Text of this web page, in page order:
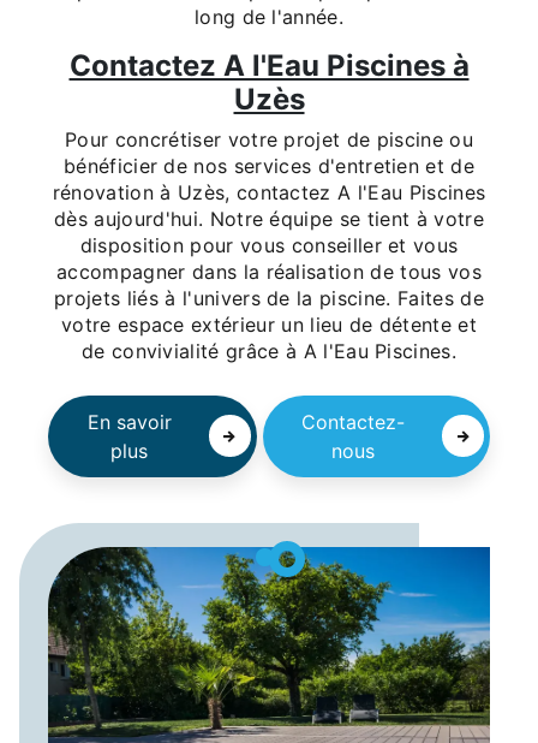
long de l'année.
Contactez A l'Eau Piscines à
Uzès
Pour concrétiser votre projet de piscine ou
bénéficier de nos services d'entretien et de
rénovation à Uzès, contactez A l'Eau Piscines
dès aujourd'hui. Notre équipe se tient à votre
disposition pour vous conseiller et vous
accompagner dans la réalisation de tous vos
projets liés à l'univers de la piscine. Faites de
votre espace extérieur un lieu de détente et
de convivialité grâce à A l'Eau Piscines.
En savoir
plus
Contactez-
nous